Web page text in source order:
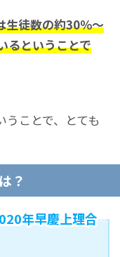
生徒数の約30％～
るということで
ことで、とても
？
年早慶上理合